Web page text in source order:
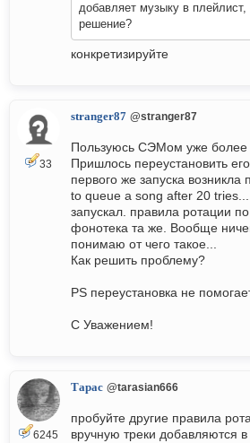
добавляет музыку в
решение?
конкретизируйте
33
stranger87 @stranger87
Пользуюсь СЭМом уже более
Пришлось переустановить
первого же запуска
to queue a song after 20
запускал. правила ротации
фонотека та же. Вообще
понимаю от чего такое...
Как решить проблему?
PS переустановка не
С Уважением!
6245
Тарас @tarasian666
пробуйте другие правила
вручную треки добавляются